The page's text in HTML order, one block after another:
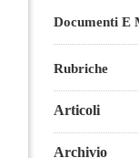
Documenti E
Rubriche
Articoli
Archivio